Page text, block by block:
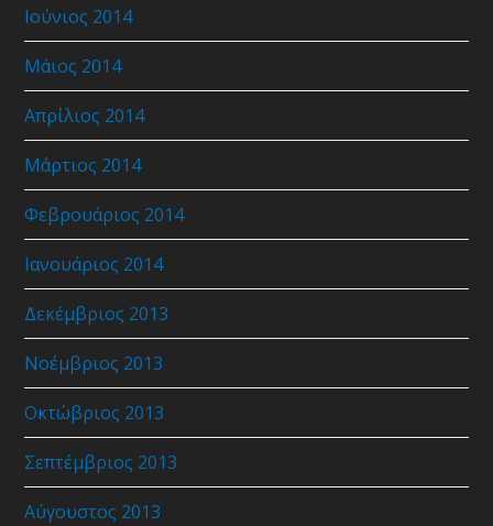
Ιούνιος 2014
Μάιος 2014
Απρίλιος 2014
Μάρτιος 2014
Φεβρουάριος 2014
Ιανουάριος 2014
Δεκέμβριος 2013
Νοέμβριος 2013
Οκτώβριος 2013
Σεπτέμβριος 2013
Αύγουστος 2013